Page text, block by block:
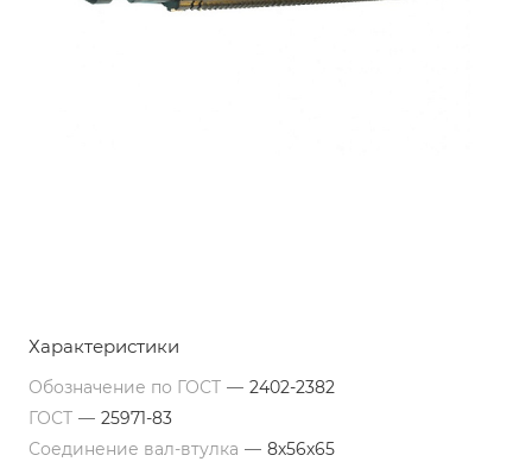
Характеристики
Обозначение по ГОСТ — 2402-2382
ГОСТ — 25971-83
Соединение вал-втулка — 8х56х65